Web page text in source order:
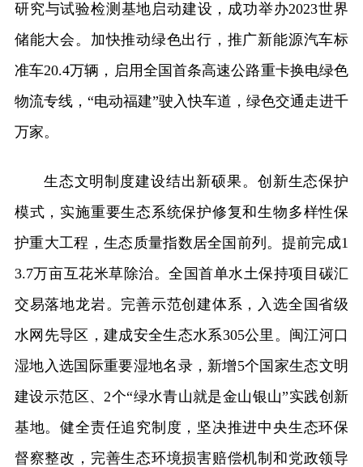
研究与试验检测基地启动建设，成功举办2023世界
储能大会。加快推动绿色出行，推广新能源汽车标
准车20.4万辆，启用全国首条高速公路重卡换电绿色
物流专线，“电动福建”驶入快车道，绿色交通走进千
万家。
生态文明制度建设结出新硕果。创新生态保护
模式，实施重要生态系统保护修复和生物多样性保
护重大工程，生态质量指数居全国前列。提前完成1
3.7万亩互花米草除治。全国首单水土保持项目碳汇
交易落地龙岩。完善示范创建体系，入选全国省级
水网先导区，建成安全生态水系305公里。闽江河口
湿地入选国际重要湿地名录，新增5个国家生态文明
建设示范区、2个“绿水青山就是金山银山”实践创新
基地。健全责任追究制度，坚决推进中央生态环保
督察整改，完善生态环境损害赔偿机制和党政领导